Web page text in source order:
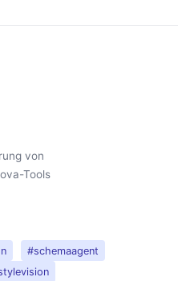
von
Tools
#schemaagent